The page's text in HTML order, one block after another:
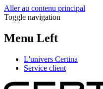
Aller au contenu principal
Toggle navigation
Menu Left
L'univers Certina
Service client